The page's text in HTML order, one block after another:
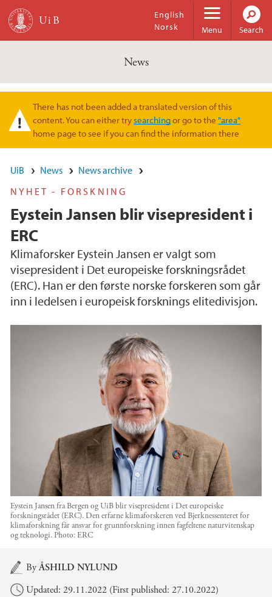
Skip to main content
Menu
English
Norsk
Search
News
Warning message
There has not been added a translated version of this
content. You can either trysearchingor go to the"area"
home page to see if you can find the information there
UiB News
News archive
NYHET - FORSKNING
Eystein Jansen blir visepresident i
ERC
Klimaforsker Eystein Jansen er valgt som
visepresident i Det europeiske forskningsrådet
(ERC). Han er den første norske forskeren som går
inn i ledelsen i europeisk forsknings elitedivisjon.
Eystein Jansen fra Bergen og UiB blir visepresident i Det europeiske
forskningsrådet (ERC). Den erfarne klimaforskeren ved Bjerknessenteret for
klimaforskning får ansvar for grunnforskning innen fagfeltene naturvitenskap
og teknologi. Photo:ERC
Main content
ByÅSHILD NYLUND
Updated: 29.11.2022 (First published: 27.10.2022)